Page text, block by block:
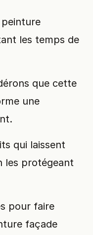
les temps de
que cette
une
qui laissent
les protégeant
pour faire
façade